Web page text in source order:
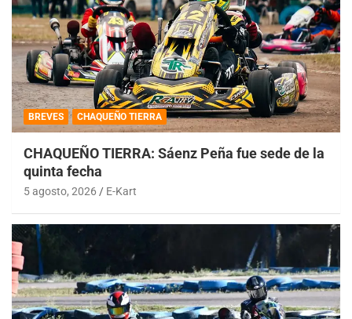
BREVES CHAQUEÑO TIERRA
CHAQUEÑO TIERRA: Sáenz Peña fue sede de la
quinta fecha
5 agosto, 2026 E-Kart